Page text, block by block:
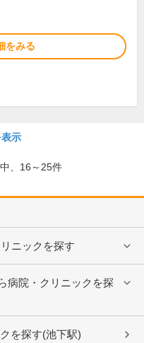
をみる
示
、 16～25件
ニックを探す
病院・クリニックを探
を探す(池下駅)